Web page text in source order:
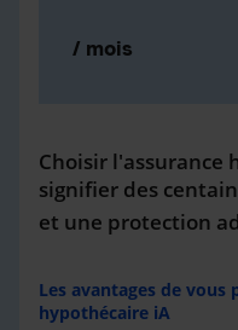
/ mois
Choisir l'assurance
signifier des
et une protection
Les avantages de vous
hypothécaire iA